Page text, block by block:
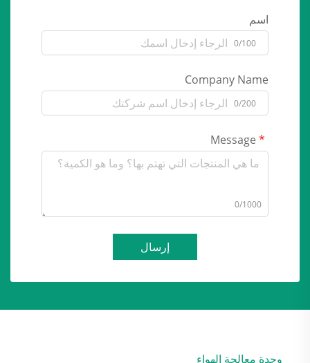
اسم
0/100
Company Name
0/200
0/1000
إرسال
وحدة معالجة الهواء